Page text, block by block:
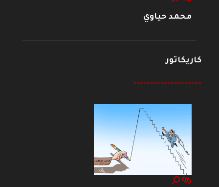
محمد حياوي
كاريكاتور
--------------------